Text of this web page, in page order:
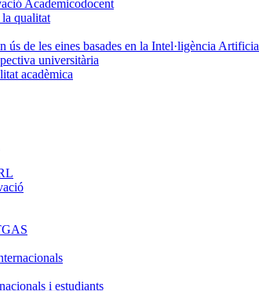
Academicodocent
qualitat
ús de les eines basades en la Intel·ligència
universitària
acadèmica
i estudiants